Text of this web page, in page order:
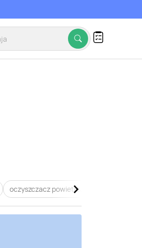
oczyszczacz powietrza